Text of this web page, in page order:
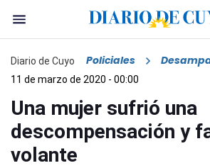
Diario de Cuyo Policiales
11 de marzo de 2020 - 00:00
Una mujer sufrió una
descompensación y
volante